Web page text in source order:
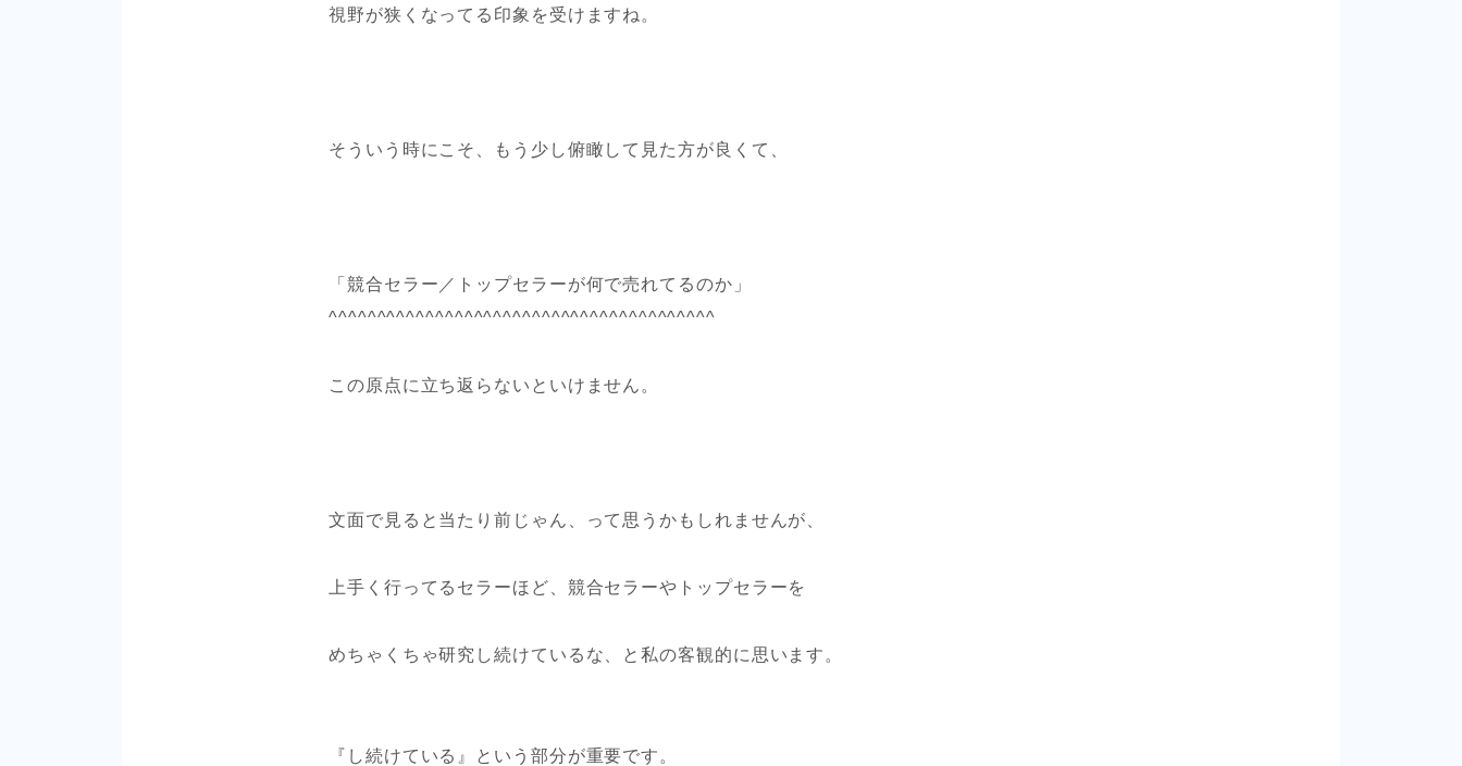
視野が狭くなってる印象を受けますね。
そういう時にこそ、もう少し俯瞰して見た方が良くて、
「競合セラー／トップセラーが何で売れてるのか」
^^^^^^^^^^^^^^^^^^^^^^^^^^^^^^^^^^^^^^^^
この原点に立ち返らないといけません。
文面で見ると当たり前じゃん、って思うかもしれませんが、
上手く行ってるセラーほど、競合セラーやトップセラーを
めちゃくちゃ研究し続けているな、と私の客観的に思います。
『し続けている』という部分が重要です。